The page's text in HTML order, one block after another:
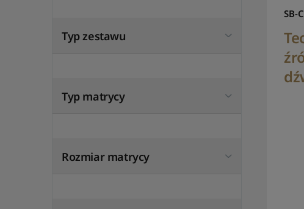
Typ zestawu
Typ matrycy
Rozmiar matrycy
SB-